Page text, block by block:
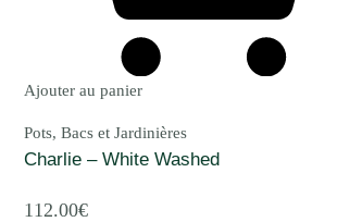
Ajouter au panier
Pots, Bacs et Jardinières
Charlie – White Washed
112.00€